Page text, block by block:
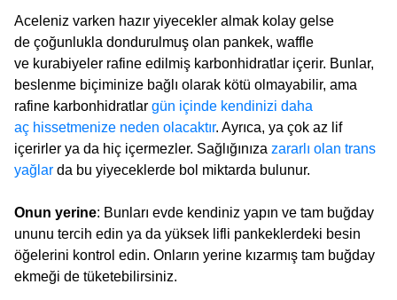
Aceleniz varken hazır yiyecekler almak kolay gelse
de çoğunlukla dondurulmuş olan pankek, waffle
ve kurabiyeler rafine edilmiş karbonhidratlar içerir. Bunlar,
beslenme biçiminize bağlı olarak kötü olmayabilir, ama
rafine karbonhidratlar gün içinde kendinizi daha
aç hissetmenize neden olacaktır. Ayrıca, ya çok az lif
içerirler ya da hiç içermezler. Sağlığınıza zararlı olan trans
yağlar da bu yiyeceklerde bol miktarda bulunur.
Onun yerine: Bunları evde kendiniz yapın ve tam buğday
ununu tercih edin ya da yüksek lifli pankeklerdeki besin
öğelerini kontrol edin. Onların yerine kızarmış tam buğday
ekmeği de tüketebilirsiniz.